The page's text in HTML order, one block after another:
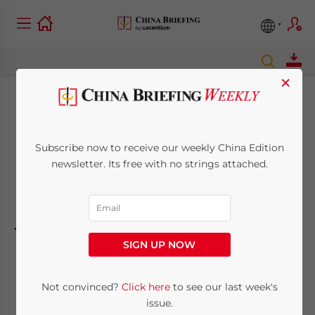
Beijing empezará la
February 29, 2012Posted byChina Briefing
También incluye información especial para
×
Subscribe now to receive our weekly China Edition
newsletter. Its free with no strings attached.
SIGN UP NOW
Not convinced? Click hereto see our last week's
issue.